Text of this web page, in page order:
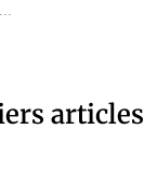
articles